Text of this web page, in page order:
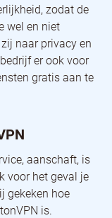
zodat de
wel en niet
naar privacy en
er ook voor
gratis aan te
aanschaft, is
voor het geval je
gekeken hoe
is.